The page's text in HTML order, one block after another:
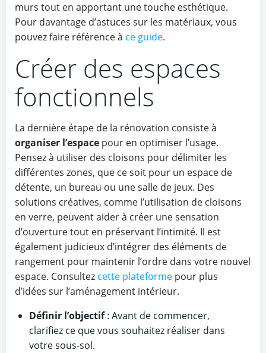
murs tout en apportant une touche esthétique.
Pour davantage d’astuces sur les matériaux, vous
pouvez faire référence à ce guide.
Créer des espaces
fonctionnels
La dernière étape de la rénovation consiste à
organiser l’espace pour en optimiser l’usage.
Pensez à utiliser des cloisons pour délimiter les
différentes zones, que ce soit pour un espace de
détente, un bureau ou une salle de jeux. Des
solutions créatives, comme l’utilisation de cloisons
en verre, peuvent aider à créer une sensation
d’ouverture tout en préservant l’intimité. Il est
également judicieux d’intégrer des éléments de
rangement pour maintenir l’ordre dans votre nouvel
espace. Consultez cette plateforme pour plus
d’idées sur l’aménagement intérieur.
Définir l’objectif: Avant de commencer,
clarifiez ce que vous souhaitez réaliser dans
votre sous-sol.